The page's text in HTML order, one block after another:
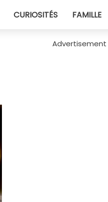
CURIOSITÉS FAMILLE
Advertisement